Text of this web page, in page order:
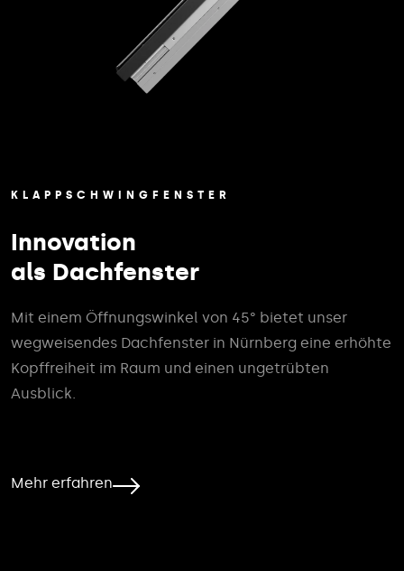
KLAPPSCHWINGFENSTER
Innovation
als Dachfenster
Mit einem Öffnungswinkel von 45° bietet unser
wegweisendes Dachfenster in Nürnberg eine erhöhte
Kopffreiheit im Raum und einen ungetrübten
Ausblick.
Mehr erfahren